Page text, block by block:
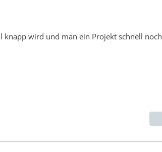
knapp wird und man ein Projekt schnell